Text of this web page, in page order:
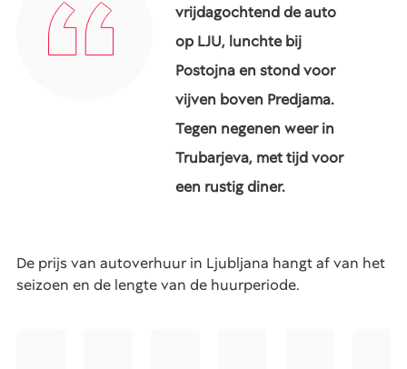
vrijdagochtend de auto
op LJU, lunchte bij
Postojna en stond voor
vijven boven Predjama.
Tegen negenen weer in
Trubarjeva, met tijd voor
een rustig diner.
De prijs van autoverhuur in Ljubljana hangt af van het
seizoen en de lengte van de huurperiode.